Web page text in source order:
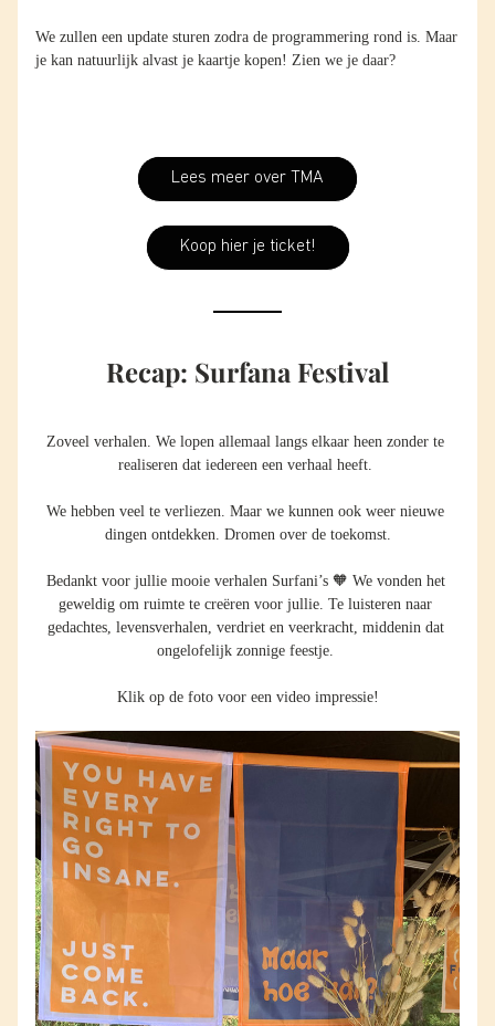
We zullen een update sturen zodra de programmering rond is. Maar
je kan natuurlijk alvast je kaartje kopen! Zien we je daar?
Lees meer over TMA
Koop hier je ticket!
Recap: Surfana Festival
Zoveel verhalen. We lopen allemaal langs elkaar heen zonder te
realiseren dat iedereen een verhaal heeft.
We hebben veel te verliezen. Maar we kunnen ook weer nieuwe
dingen ontdekken. Dromen over de toekomst.
Bedankt voor jullie mooie verhalen Surfani’s 🧡 We vonden het
geweldig om ruimte te creëren voor jullie. Te luisteren naar
gedachtes, levensverhalen, verdriet en veerkracht, middenin dat
ongelofelijk zonnige feestje.
Klik op de foto voor een video impressie!